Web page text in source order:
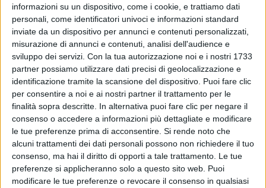
informazioni su un dispositivo, come i cookie, e trattiamo dati
personali, come identificatori univoci e informazioni standard
inviate da un dispositivo per annunci e contenuti personalizzati,
misurazione di annunci e contenuti, analisi dell'audience e
sviluppo dei servizi. Con la tua autorizzazione noi e i nostri 1733
partner possiamo utilizzare dati precisi di geolocalizzazione e
identificazione tramite la scansione del dispositivo. Puoi fare clic
per consentire a noi e ai nostri partner il trattamento per le
finalità sopra descritte. In alternativa puoi fare clic per negare il
consenso o accedere a informazioni più dettagliate e modificare
le tue preferenze prima di acconsentire. Si rende noto che
alcuni trattamenti dei dati personali possono non richiedere il tuo
consenso, ma hai il diritto di opporti a tale trattamento. Le tue
preferenze si applicheranno solo a questo sito web. Puoi
modificare le tue preferenze o revocare il consenso in qualsiasi
Un post condiviso da negramaroofficial (@negramaroofficial)
In passato, l’Unplugged European Tour 2022aveva
già incassato dei sold out. Ora, infatti, in quasi tutte